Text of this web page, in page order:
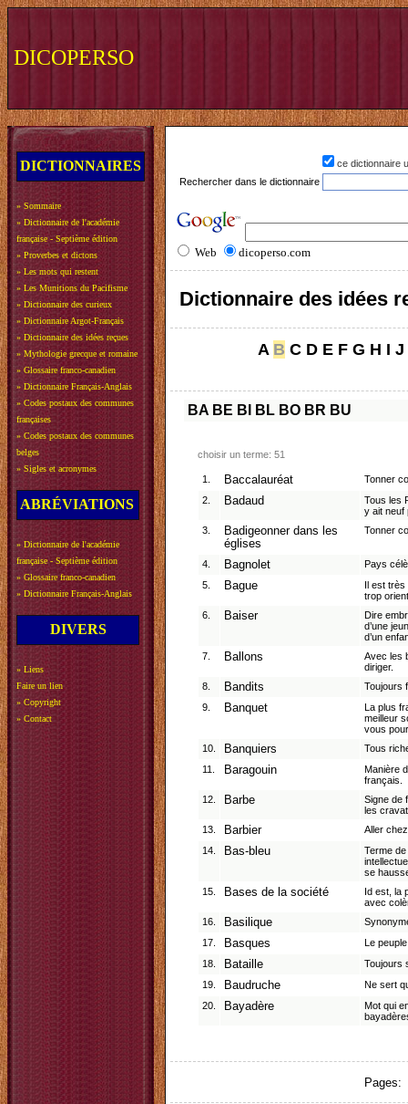
DICOPERSO
DICTIONNAIRES
» Sommaire
» Dictionnaire de l'académie
française - Septième édition
» Proverbes et dictons
» Les mots qui restent
» Les Munitions du Pacifisme
» Dictionnaire des curieux
» Dictionnaire Argot-Français
» Dictionnaire des idées reçues
» Mythologie grecque et romaine
» Glossaire franco-canadien
» Dictionnaire Français-Anglais
» Codes postaux des communes
françaises
» Codes postaux des communes
belges
» Sigles et acronymes
ABRÉVIATIONS
» Dictionnaire de l'académie
française - Septième édition
» Glossaire franco-canadien
» Dictionnaire Français-Anglais
DIVERS
» Liens
Faire un lien
» Copyright
» Contact
ce dictionnaire
Rechercher dans le dictionnaire
Web dicoperso.com
Dictionnaire des idées
A B C D E F G H I J
BA BE BI BL BO BR BU
choisir un terme: 51
1. Baccalauréat
Tonner
2.
Badaud
Tous les
y ait neuf
3.
Badigeonner dans les
églises
Tonner
4. Bagnolet
Pays
5.
Bague
Il est très
trop
6.
Baiser
Dire
d’une
d’un
7.
Ballons
Avec les
diriger.
8.
Bandits
Toujours
9.
Banquet
La plus
meilleur
vous
10.
Banquiers
Tous
11.
Baragouin
Manière
français.
12.
Barbe
Signe de
les
13.
Barbier
Aller
14.
Bas-bleu
Terme
se
15.
Bases de la société
Id est, la
avec
16.
Basilique
17.
Basques
Le
18.
Bataille
Toujours
19.
Baudruche
Ne sert
20.
Bayadère
Mot qui